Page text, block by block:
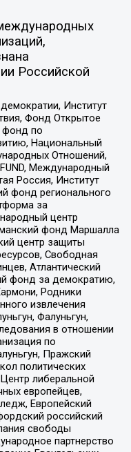
Российской
Институт
Фонд Открытое
фонд по
Национальный
Отношений,
FUND, Международный
Россия, Институт
фонд регионального
за
центр
фонд Маршалла
центр защиты
Свободная
Атлантический
фонд за демократию,
Родники
извлечения
Фалуньгун,
в отношении
по
Пражский
политических
либеральной
европейцев,
Европейский
российский
свободы
партнерство